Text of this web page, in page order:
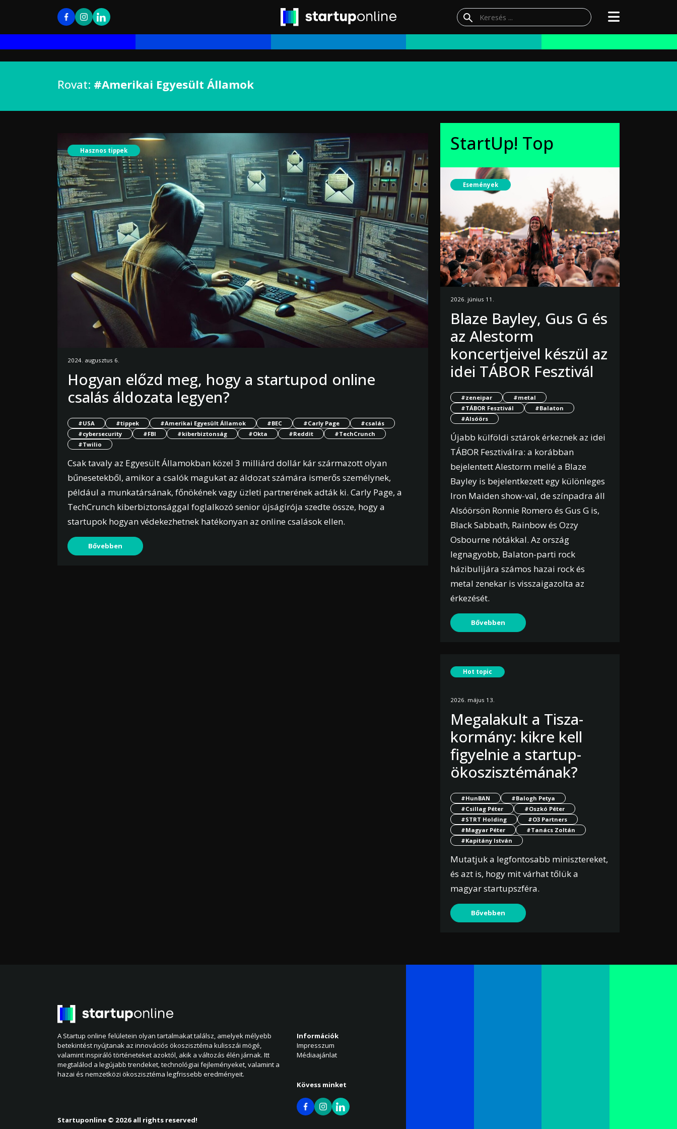
Rovat: #Amerikai Egyesült Államok
Hasznos tippek
2024. augusztus 6.
Hogyan előzd meg, hogy a startupod online
csalás áldozata legyen?
#USA #tippek #Amerikai Egyesült Államok #BEC #Carly Page
#csalás
#cybersecurity
#FBI #kiberbiztonság #Okta #Reddit
#TechCrunch
#Twilio
Csak tavaly az Egyesült Államokban közel 3 milliárd dollár kár származott olyan
bűnesetekből, amikor a csalók magukat az áldozat számára ismerős személynek,
például a munkatársának, főnökének vagy üzleti partnerének adták ki. Carly Page, a
TechCrunch kiberbiztonsággal foglalkozó senior újságírója szedte össze, hogy a
startupok hogyan védekezhetnek hatékonyan az online csalások ellen.
Bővebben
StartUp! Top
Események
2026. június 11.
Blaze Bayley, Gus G és
az Alestorm
koncertjeivel készül az
idei TÁBOR Fesztivál
#zeneipar
#metal
#TÁBOR Fesztivál
#Balaton
#Alsóörs
Újabb külföldi sztárok érkeznek az idei
TÁBOR Fesztiválra: a korábban
bejelentett Alestorm mellé a Blaze
Bayley is bejelentkezett egy különleges
Iron Maiden show-val, de színpadra áll
Alsóörsön Ronnie Romero és Gus G is,
Black Sabbath, Rainbow és Ozzy
Osbourne nótákkal. Az ország
legnagyobb, Balaton-parti rock
házibulijára számos hazai rock és
metal zenekar is visszaigazolta az
érkezését.
Bővebben
Hot topic
2026. május 13.
Megalakult a Tisza-
kormány: kikre kell
figyelnie a startup-
ökoszisztémának?
#HunBAN
#Balogh Petya
#Csillag Péter
#Oszkó Péter
#STRT Holding
#O3 Partners
#Magyar Péter
#Tanács Zoltán
#Kapitány István
Mutatjuk a legfontosabb minisztereket,
és azt is, hogy mit várhat tőlük a
magyar startupszféra.
Bővebben
A Startup online felületein olyan tartalmakat találsz, amelyek mélyebb
betekintést nyújtanak az innovációs ökoszisztéma kulisszái mögé,
valamint inspiráló történeteket azoktól, akik a változás élén járnak. Itt
megtalálod a legújabb trendeket, technológiai fejleményeket, valamint a
hazai és nemzetközi ökoszisztéma legfrissebb eredményeit.
Információk
Impresszum
Médiaajánlat
Kövess minket
Startuponline © 2026 all rights reserved!